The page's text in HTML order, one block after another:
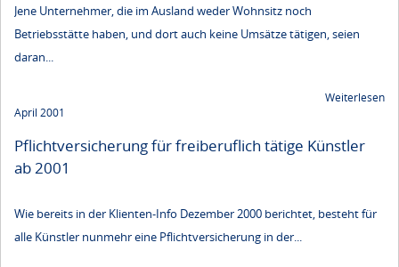
Jene Unternehmer, die im Ausland weder Wohnsitz noch
Betriebsstätte haben, und dort auch keine Umsätze tätigen, seien
daran...
Weiterlesen
April 2001
Pflichtversicherung für freiberuflich tätige Künstler
ab 2001
Wie bereits in der Klienten-Info Dezember 2000 berichtet, besteht für
alle Künstler nunmehr eine Pflichtversicherung in der...